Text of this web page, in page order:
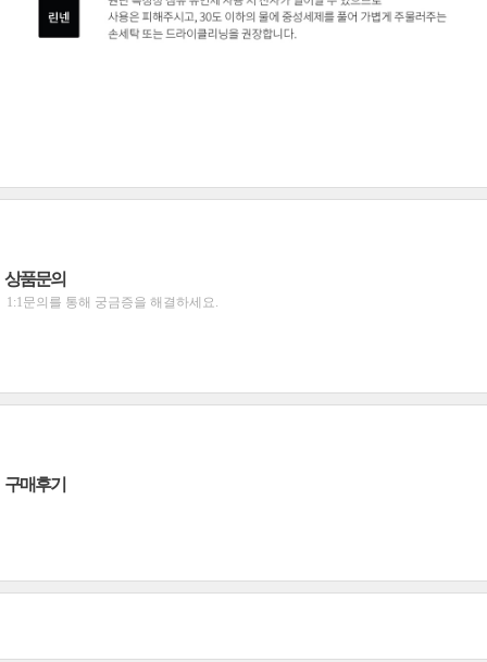
상품문의
1:1문의를 통해 궁금증을 해결하세요.
구매후기